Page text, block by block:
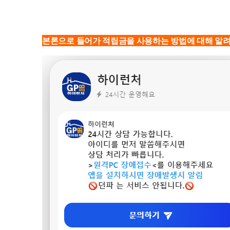
본론으로 들어가 적립금을 사용하는 방법에 대해 알